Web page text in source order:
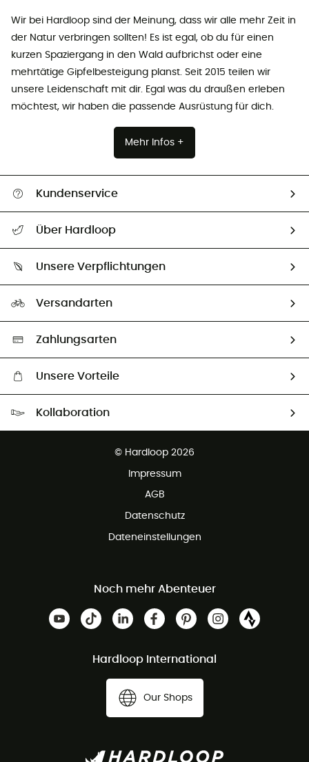
Wir bei Hardloop sind der Meinung, dass wir alle mehr Zeit in
der Natur verbringen sollten! Es ist egal, ob du für einen
kurzen Spaziergang in den Wald aufbrichst oder eine
mehrtätige Gipfelbesteigung planst. Seit 2015 teilen wir
unsere Leidenschaft mit dir. Egal was du draußen erleben
möchtest, wir haben die passende Ausrüstung für dich.
Mehr Infos +
Kundenservice
Größentabelle
Vertrag widerrufen
Über Hardloop
Unsere Botschafter
Unsere Verpflichtungen
Auswahl an nachhaltigen Produkten
Versandarten
Zahlungsarten
Unsere Vorteile
Kollaboration
© Hardloop 2026
Impressum
AGB
Datenschutz
Dateneinstellungen
Noch mehr Abenteuer
Hardloop International
Our Shops